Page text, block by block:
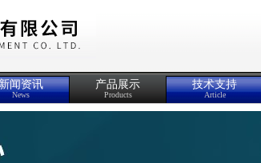
闻资讯
News
产品展示
Products
技术支持
Article